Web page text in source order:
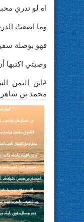
اه لو تدري
وما اضعتُ
فهو بوصلة
وصيتي
محمد بن